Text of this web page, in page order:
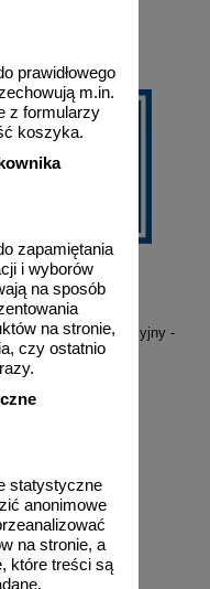
prawidłowego
m.in.
z formularzy
koszyka.
zapamiętania
i wyborów
na sposób
na stronie,
czy ostatnio
statystyczne
anonimowe
na stronie, a
które treści są
24 - znak informacyjny -
PB524
od 4,02 zł
3,27 zł netto
do koszyka